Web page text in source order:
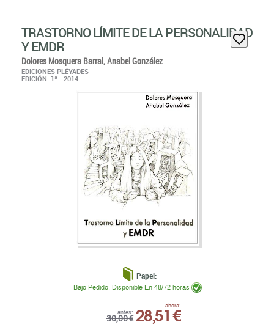
TRASTORNO LÍMITE DE LA PERSONALIDAD
Y EMDR
Dolores Mosquera Barral,Anabel González
EDICIONES PLÉYADES
EDICIÓN: 1ª - 2014
Papel:
antes:
30,00 €
ahora:
28,51 €
Bajo Pedido. Disponible En 48/72 horas